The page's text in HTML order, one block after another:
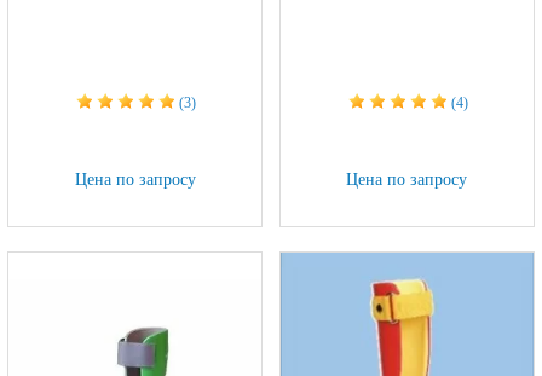
(3)
Цена по запросу
(4)
Цена по запросу